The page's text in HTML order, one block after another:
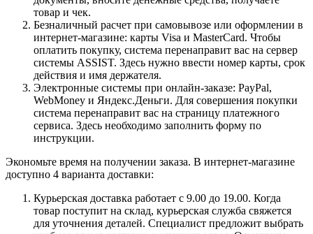
товар и чек.
Безналичный расчет при самовывозе или оформлении в
интернет-магазине: карты Visa и MasterCard. Чтобы
оплатить покупку, система перенаправит вас на сервер
системы ASSIST. Здесь нужно ввести номер карты, срок
действия и имя держателя.
Электронные системы при онлайн-заказе: PayPal,
WebMoney и Яндекс.Деньги. Для совершения покупки
система перенаправит вас на страницу платежного
сервиса. Здесь необходимо заполнить форму по
инструкции.
Экономьте время на получении заказа. В интернет-магазине
доступно 4 варианта доставки:
Курьерская доставка работает с 9.00 до 19.00. Когда
товар поступит на склад, курьерская служба свяжется
для уточнения деталей. Специалист предложит выбрать